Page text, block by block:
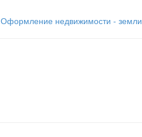
Оформление недвижимости - земли